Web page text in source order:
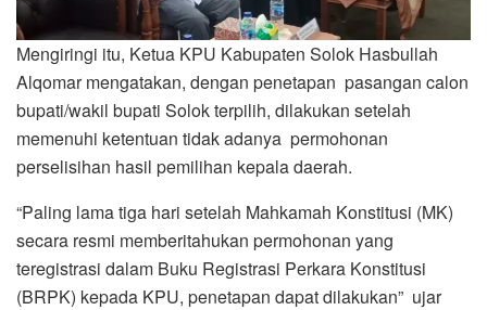
Mengiringi itu, Ketua KPU Kabupaten Solok Hasbullah
Alqomar mengatakan, dengan penetapan pasangan calon
bupati/wakil bupati Solok terpilih, dilakukan setelah
memenuhi ketentuan tidak adanya permohonan
perselisihan hasil pemilihan kepala daerah.
“Paling lama tiga hari setelah Mahkamah Konstitusi (MK)
secara resmi memberitahukan permohonan yang
teregistrasi dalam Buku Registrasi Perkara Konstitusi
(BRPK) kepada KPU, penetapan dapat dilakukan” ujar